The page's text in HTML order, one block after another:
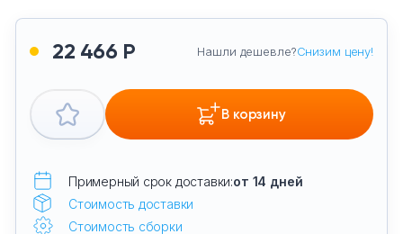
22 466 Р Нашли дешевле?Снизим цену!
В корзину
Примерный срок доставки:от 14 дней
Стоимость доставки
Стоимость сборки